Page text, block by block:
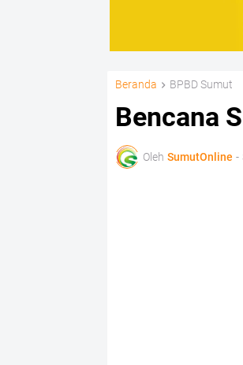
Beranda BPBD Sumut
Bencana
Oleh SumutOnline -